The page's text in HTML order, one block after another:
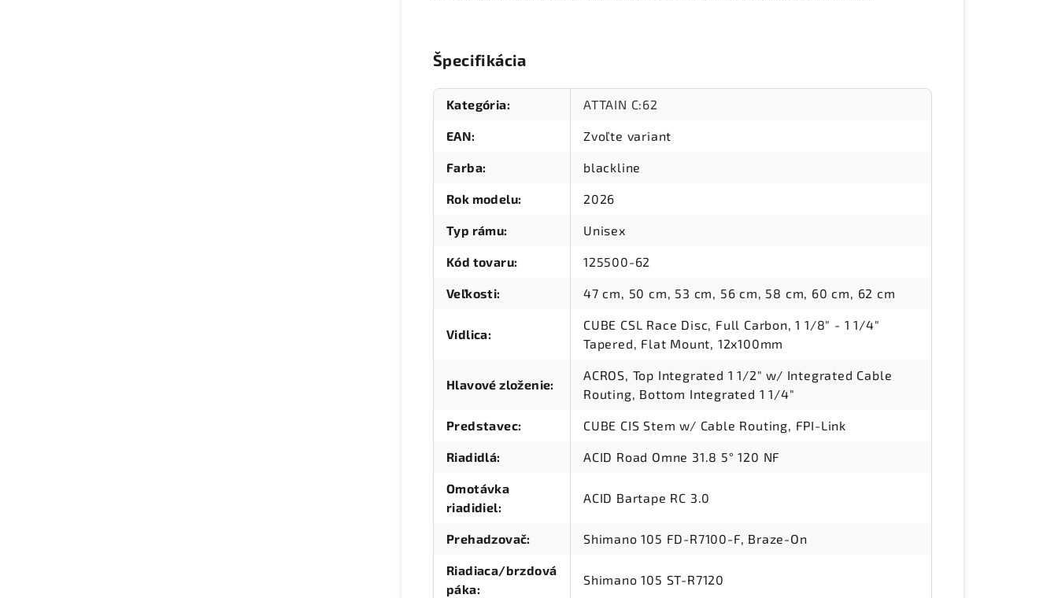
Špecifikácia
Kategória: ATTAIN C:62
EAN: Zvoľte variant
Farba: blackline
Rok modelu: 2026
Typ rámu: Unisex
Kód tovaru: 125500-62
Veľkosti: 47 cm, 50 cm, 53 cm, 56 cm, 58 cm, 60 cm, 62 cm
Vidlica:
CUBE CSL Race Disc, Full Carbon, 1 1/8" - 1 1/4"
Tapered, Flat Mount, 12x100mm
Hlavové zloženie:
ACROS, Top Integrated 1 1/2" w/ Integrated Cable
Routing, Bottom Integrated 1 1/4"
Predstavec: CUBE CIS Stem w/ Cable Routing, FPI-Link
Riadidlá: ACID Road Omne 31.8 5° 120 NF
Omotávka
riadidiel:
ACID Bartape RC 3.0
Prehadzovač: Shimano 105 FD-R7100-F, Braze-On
Riadiaca/brzdová
páka:
Shimano 105 ST-R7120